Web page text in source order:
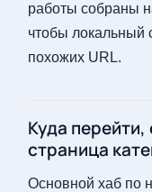
работы собраны
чтобы локальный
похожих URL.
Куда
страница
Основной хаб по